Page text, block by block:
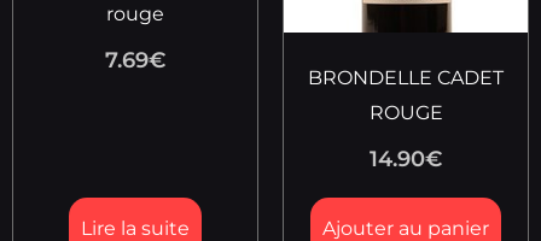
rouge
7.69€
Lire la suite
BRONDELLE CADET
ROUGE
14.90€
Ajouter au panier